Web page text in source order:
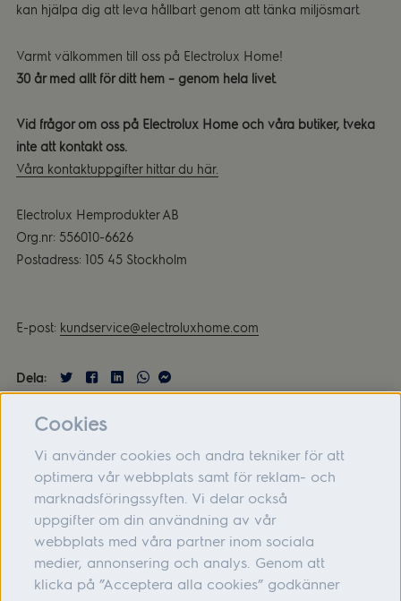
kan hjälpa dig att leva hållbart genom att tänka miljösmart.
Varmt välkommen till oss på Electrolux Home!
30 år med allt för ditt hem – genom hela livet.
Vid frågor om oss på Electrolux Home och våra butiker, tveka
inte att kontakt oss.
Våra kontaktuppgifter hittar du här.
Electrolux Hemprodukter AB
Org.nr: 556010-6626
Postadress: 105 45 Stockholm
E-post: kundservice@electroluxhome.com
Dela:
Om oss
Hjälp
Följ oss
Cookies
Vi använder cookies och andra tekniker för att
optimera vår webbplats samt för reklam- och
marknadsföringssyften. Vi delar också
uppgifter om din användning av vår
webbplats med våra partner inom sociala
medier, annonsering och analys. Genom att
klicka på ”Acceptera alla cookies” godkänner